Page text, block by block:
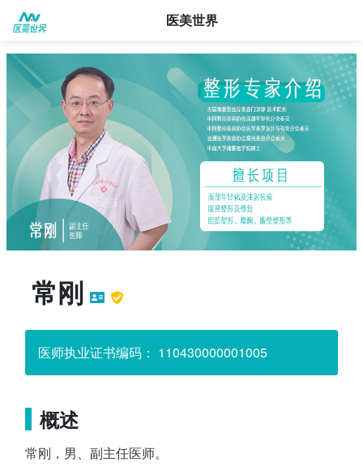
医美人物
医美世界
常刚
医师执业证书编码： 110430000001005
概述
常刚，男、副主任医师。